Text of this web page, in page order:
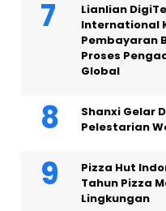
Lianlian
International
Pembayaran
Proses
Global
Shanxi Gelar
Pelestarian
Pizza Hut
Tahun Pizza
Lingkungan